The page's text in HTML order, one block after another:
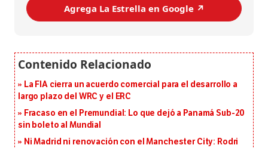
Agrega La Estrella en Google ↗️
La FIA cierra un acuerdo comercial para el desarrollo a
largo plazo del WRC y el ERC
Fracaso en el Premundial: Lo que dejó a Panamá Sub-20
sin boleto al Mundial
Ni Madrid ni renovación con el Manchester City: Rodri